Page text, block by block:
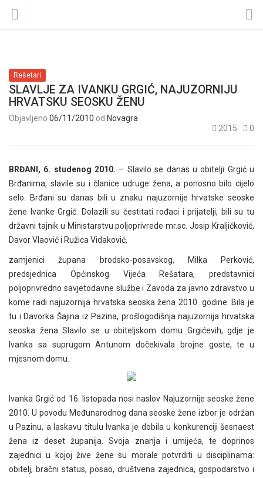
Rešetari
SLAVLJE ZA IVANKU GRGIĆ, NAJUZORNIJU
HRVATSKU SEOSKU ŽENU
Objavljeno 06/11/2010 od Novagra
2015
0
BRĐANI, 6. studenog 2010. – Slavilo se danas u obitelji Grgić u
Brđanima, slavile su i članice udruge žena, a ponosno bilo cijelo
selo. Brđani su danas bili u znaku najuzornije hrvatske seoske
žene Ivanke Grgić. Dolazili su čestitati rođaci i prijatelji, bili su tu
državni tajnik u Ministarstvu poljoprivrede mr.sc. Josip Kraljičković,
Davor Vlaović i Ružica Vidaković,
zamjenici župana brodsko-posavskog, Milka Perković,
predsjednica Općinskog Vijeća Rešatara, predstavnici
poljoprivredno savjetodavne službe i Zavoda za javno zdravstvo u
kome radi najuzornija hrvatska seoska žena 2010. godine. Bila je
tu i Davorka Šajina iz Pazina, prošlogodišnja najuzornija hrvatska
seoska žena Slavilo se u obiteljskom domu Grgićevih, gdje je
Ivanka sa suprugom Antunom dočekivala brojne goste, te u
mjesnom domu.
Ivanka Grgić od 16. listopada nosi naslov Najuzornije seoske žene
2010. U povodu Međunarodnog dana seoske žene izbor je održan
u Pazinu, a laskavu titulu Ivanka je dobila u konkurenciji šesnaest
žena iz deset županija. Svoja znanja i umijeća, te doprinos
zajednici u kojoj žive žene su morale potvrditi u disciplinama:
obitelj, bračni status, posao, društvena zajednica, gospodarstvo i